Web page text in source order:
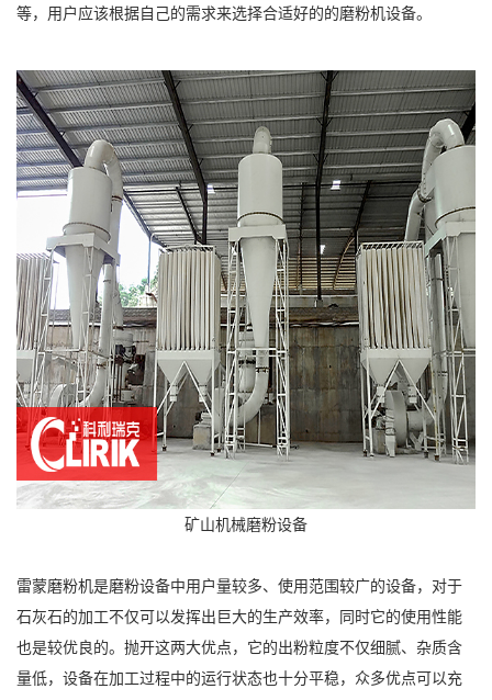
等，用户应该根据自己的需求来选择合适好的的磨粉机设备。
矿山机械磨粉设备
雷蒙磨粉机是磨粉设备中用户量较多、使用范围较广的设备，对于
石灰石的加工不仅可以发挥出巨大的生产效率，同时它的使用性能
也是较优良的。抛开这两大优点，它的出粉粒度不仅细腻、杂质含
量低，设备在加工过程中的运行状态也十分平稳，众多优点可以充